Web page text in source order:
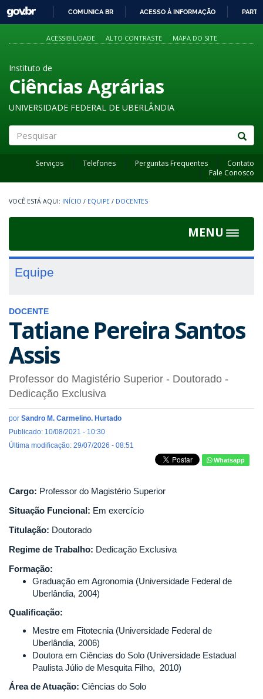
PARA
O
GOVBR
COMUNICA BR ACESSO À INFORMAÇÃO
ACESSIBILIDADE ALTO CONTRASTE MAPA DO SITE
Instituto de
Ciências Agrárias
UNIVERSIDADE FEDERAL DE UBERLÂNDIA
Serviços Telefones Perguntas Frequentes
Contato
Fale Conosco
INÍCIO / EQUIPE / DOCENTES
MENU
Toggle
Equipe
DOCENTE
Tatiane Pereira Santos
Assis
Professor do Magistério Superior - Doutorado -
Dedicação Exclusiva
por Sandro M. Carmelino. Hurtado
Publicado: 10/08/2021 - 10:30
Última modificação: 29/07/2026 - 08:51
Whatsapp
Cargo: Professor do Magistério Superior
Situação Funcional: Em exercício
Titulação: Doutorado
Regime de Trabalho: Dedicação Exclusiva
Formação:
Graduação em Agronomia (Universidade Federal de
Uberlândia, 2004)
Qualificação:
Mestre em Fitotecnia (Universidade Federal de
Uberlândia, 2006)
Doutora em Ciências do Solo (Universidade Estadual
Paulista Júlio de Mesquita Filho, 2010)
Área de Atuação: Ciências do Solo